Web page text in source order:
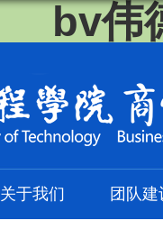
bv伟
关于我们 团队建